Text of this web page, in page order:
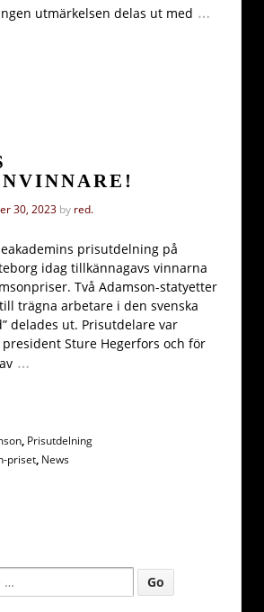
utmärkelsen delas ut med …
30, 2023 by red.
prisutdelning på
idag tillkännagavs vinnarna
Två Adamson-statyetter
trägna arbetare i den svenska
delades ut. Prisutdelare var
Sture Hegerfors och för
…
, Prisutdelning
priset, News